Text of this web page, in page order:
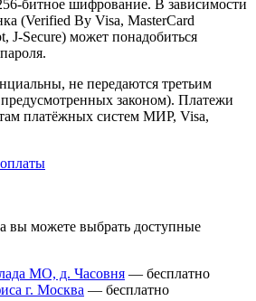
битное шифрование. В зависимости
(Verified By Visa, MasterCard
J-Secure) может понадобиться
не передаются третьим
законом). Платежи
платёжных систем МИР, Visa,
вы можете выбрать доступные
МО, д. Часовня — бесплатно
г. Москва — бесплатно